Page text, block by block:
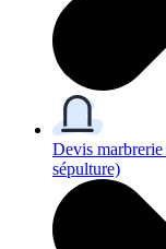
Devis marbrerie
sépulture)